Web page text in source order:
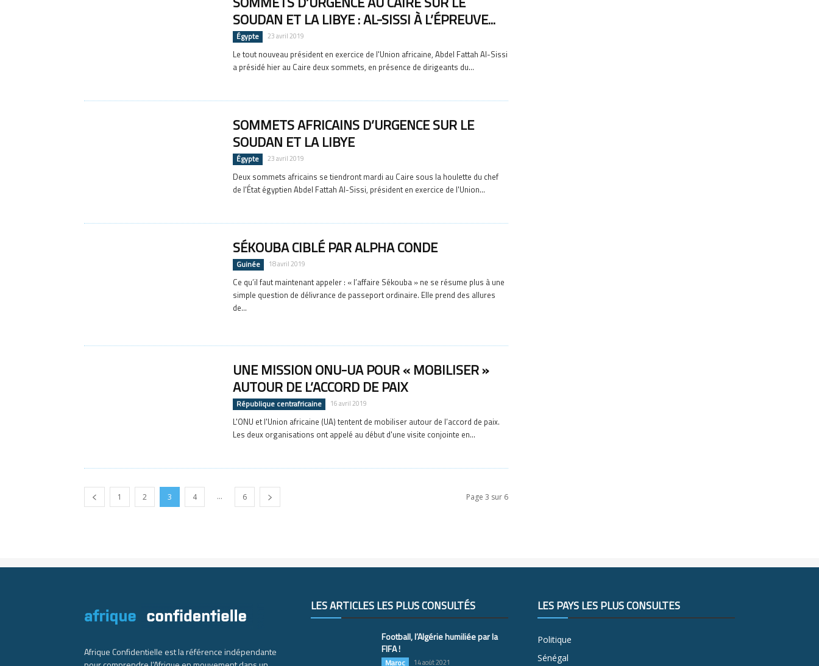
SOUDAN ET LA LIBYE : AL-SISSI À L’ÉPREUVE...
Égypte 23 avril 2019
Le tout nouveau président en exercice de l'Union africaine, Abdel Fattah Al-Sissi
a présidé hier au Caire deux sommets, en présence de dirigeants du...
SOMMETS AFRICAINS D’URGENCE SUR LE
SOUDAN ET LA LIBYE
Égypte 23 avril 2019
Deux sommets africains se tiendront mardi au Caire sous la houlette du chef
de l'État égyptien Abdel Fattah Al-Sissi, président en exercice de l'Union...
SÉKOUBA CIBLÉ PAR ALPHA CONDE
Guinée 18 avril 2019
Ce qu’il faut maintenant appeler : « l’affaire Sékouba » ne se résume plus à une
simple question de délivrance de passeport ordinaire. Elle prend des allures
de...
UNE MISSION ONU-UA POUR « MOBILISER »
AUTOUR DE L’ACCORD DE PAIX
République centrafricaine 16 avril 2019
L'ONU et l'Union africaine (UA) tentent de mobiliser autour de l’accord de paix.
Les deux organisations ont appelé au début d'une visite conjointe en...
1 2 3 4 ... 6 Page 3 sur 6
Afrique Confidentielle est la référence indépendante
LES ARTICLES LES PLUS CONSULTÉS
Football, l’Algérie humiliée par la
FIFA !
Maroc 14 août 2021
LES PAYS LES PLUS CONSULTÉS
Politique
Sénégal